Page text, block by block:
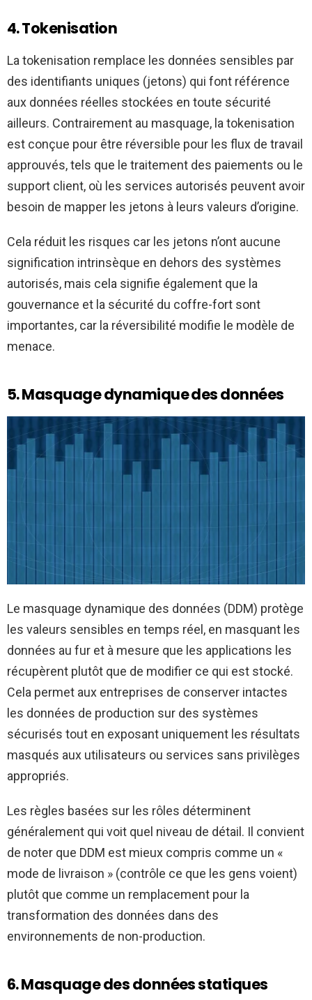
4. Tokenisation
La tokenisation remplace les données sensibles par
des identifiants uniques (jetons) qui font référence
aux données réelles stockées en toute sécurité
ailleurs. Contrairement au masquage, la tokenisation
est conçue pour être réversible pour les flux de travail
approuvés, tels que le traitement des paiements ou le
support client, où les services autorisés peuvent avoir
besoin de mapper les jetons à leurs valeurs d’origine.
Cela réduit les risques car les jetons n’ont aucune
signification intrinsèque en dehors des systèmes
autorisés, mais cela signifie également que la
gouvernance et la sécurité du coffre-fort sont
importantes, car la réversibilité modifie le modèle de
menace.
5. Masquage dynamique des données
Le masquage dynamique des données (DDM) protège
les valeurs sensibles en temps réel, en masquant les
données au fur et à mesure que les applications les
récupèrent plutôt que de modifier ce qui est stocké.
Cela permet aux entreprises de conserver intactes
les données de production sur des systèmes
sécurisés tout en exposant uniquement les résultats
masqués aux utilisateurs ou services sans privilèges
appropriés.
Les règles basées sur les rôles déterminent
généralement qui voit quel niveau de détail. Il convient
de noter que DDM est mieux compris comme un «
mode de livraison » (contrôle ce que les gens voient)
plutôt que comme un remplacement pour la
transformation des données dans des
environnements de non-production.
6. Masquage des données statiques